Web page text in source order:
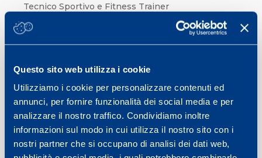
Questo sito web utilizza i cookie
Utilizziamo i cookie per personalizzare contenuti ed
annunci, per fornire funzionalità dei social media e per
analizzare il nostro traffico. Condividiamo inoltre
informazioni sul modo in cui utilizza il nostro sito con i
nostri partner che si occupano di analisi dei dati web,
Tecnico Sportivo e Fitness Trainer
Maurizio Chiassarini
Tecnico Sportivo e Fitness Trainer
Massimo Induni